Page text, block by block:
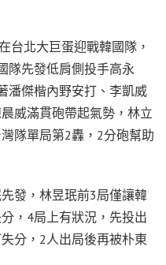
台北大巨蛋迎戰韓國隊，
隊先發低肩側投手高永
潘傑楷內野安打、李凱威
威滿貫砲帶起氣勢，林立
隊單局第2轟，2分砲幫助
發，林昱珉前3局僅讓韓
，4局上有狀況，先投出
分，2人出局後再被朴東